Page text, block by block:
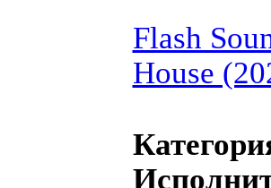
Flash
House